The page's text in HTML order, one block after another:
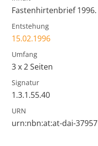
Fastenhirtenbrief 1996.
Entstehung
15.02.1996
Umfang
3 x 2 Seiten
Signatur
1.3.1.55.40
URN
urn:nbn:at:at-dai-37957